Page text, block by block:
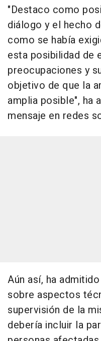
"Destaco como
diálogo y el hecho
como se había
esta posibilidad de
preocupaciones y
objetivo de que la
amplia posible", ha
mensaje en redes
Aún así, ha
sobre aspectos
supervisión de la
debería incluir la